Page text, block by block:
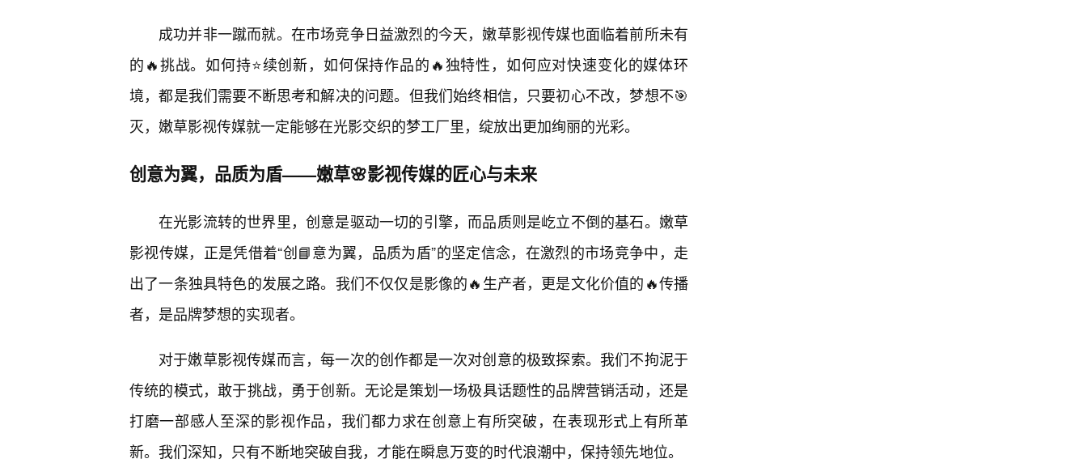
成功并非一蹴而就。在市场竞争日益激烈的今天，嫩草影视传媒也面临着前所未有
的🔥挑战。如何持⭐续创新，如何保持作品的🔥独特性，如何应对快速变化的媒体环
境，都是我们需要不断思考和解决的问题。但我们始终相信，只要初心不改，梦想不🎯
灭，嫩草影视传媒就一定能够在光影交织的梦工厂里，绽放出更加绚丽的光彩。
创意为翼，品质为盾——嫩草🌸影视传媒的匠心与未来
在光影流转的世界里，创意是驱动一切的引擎，而品质则是屹立不倒的基石。嫩草
影视传媒，正是凭借着“创📘意为翼，品质为盾”的坚定信念，在激烈的市场竞争中，走
出了一条独具特色的发展之路。我们不仅仅是影像的🔥生产者，更是文化价值的🔥传播
者，是品牌梦想的实现者。
对于嫩草影视传媒而言，每一次的创作都是一次对创意的极致探索。我们不拘泥于
传统的模式，敢于挑战，勇于创新。无论是策划一场极具话题性的品牌营销活动，还是
打磨一部感人至深的影视作品，我们都力求在创意上有所突破，在表现形式上有所革
新。我们深知，只有不断地突破自我，才能在瞬息万变的时代浪潮中，保持领先地位。